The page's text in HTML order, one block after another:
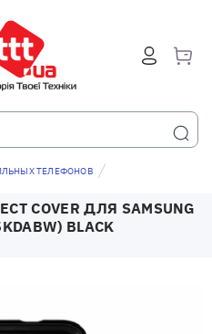
ТЕЛЕФОНОВ
COVER ДЛЯ SAMSUNG
BLACK